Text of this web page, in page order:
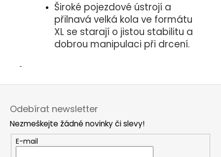
Široké pojezdové ústrojí a
přilnavá velká kola ve formátu
XL se starají o jistou stabilitu a
dobrou manipulaci při drcení.
Odebírat newsletter
Nezmeškejte žádné novinky či slevy!
E-mail